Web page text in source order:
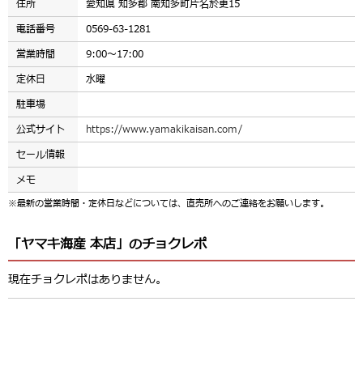
住所
愛知県 知多郡 南知多町片名於更15
電話番号
0569-63-1281
営業時間
9:00～17:00
定休日
水曜
駐車場
公式サイト
https://www.yamakikaisan.com/
セール情報
メモ
※最新の営業時間・定休日などについては、直売所へのご連絡をお願いします。
「ヤマキ海産 本店」のチョクレポ
現在チョクレポはありません。